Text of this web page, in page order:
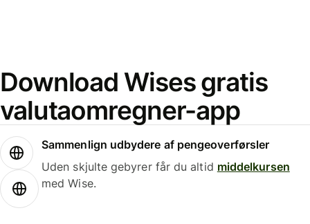
Download Wises gratis
valutaomregner-app
Sammenlign udbydere af pengeoverførsler
Uden skjulte gebyrer får du altid middelkursen
med Wise.